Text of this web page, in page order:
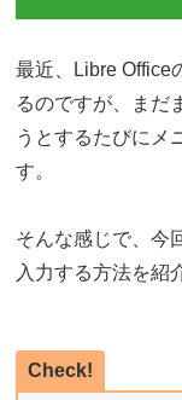
最近、Libre Office
るのですが、まだ
うとするたびにメ
す。
そんな感じで、今
入力する方法を紹
Check!